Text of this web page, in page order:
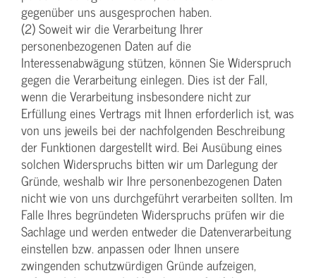
gegenüber uns ausgesprochen haben.
(2) Soweit wir die Verarbeitung Ihrer
personenbezogenen Daten auf die
Interessenabwägung stützen, können Sie Widerspruch
gegen die Verarbeitung einlegen. Dies ist der Fall,
wenn die Verarbeitung insbesondere nicht zur
Erfüllung eines Vertrags mit Ihnen erforderlich ist, was
von uns jeweils bei der nachfolgenden Beschreibung
der Funktionen dargestellt wird. Bei Ausübung eines
solchen Widerspruchs bitten wir um Darlegung der
Gründe, weshalb wir Ihre personenbezogenen Daten
nicht wie von uns durchgeführt verarbeiten sollten. Im
Falle Ihres begründeten Widerspruchs prüfen wir die
Sachlage und werden entweder die Datenverarbeitung
einstellen bzw. anpassen oder Ihnen unsere
zwingenden schutzwürdigen Gründe aufzeigen,